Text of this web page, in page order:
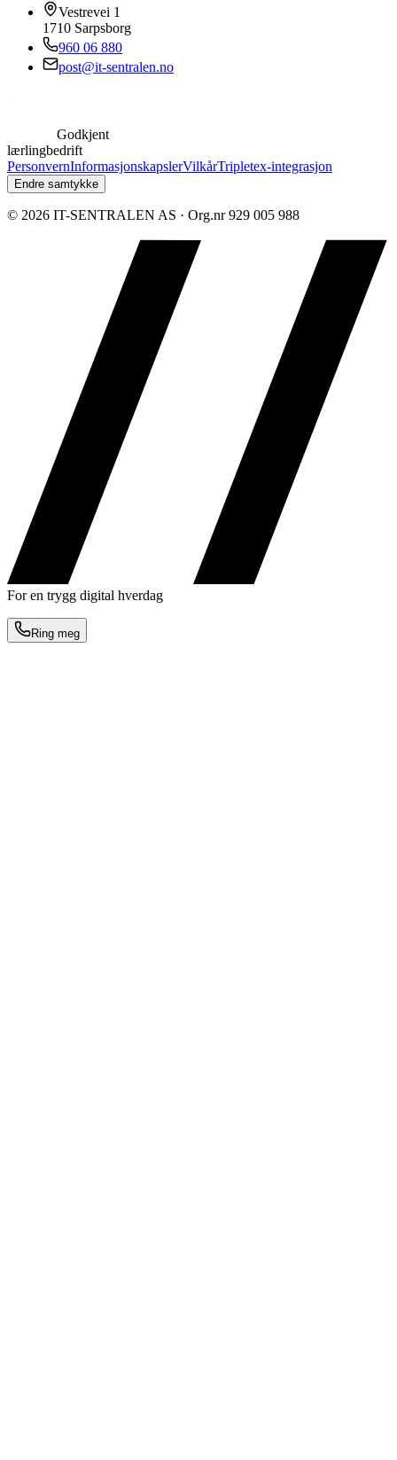
Vestrevei 1
1710 Sarpsborg
960 06 880
post@it-sentralen.no
Godkjent
lærlingbedrift
PersonvernInformasjonskapslerVilkårTripletex-integrasjon
Endre samtykke
© 2026 IT-SENTRALEN AS · Org.nr929 005 988
For en trygg digital hverdag
Ring meg